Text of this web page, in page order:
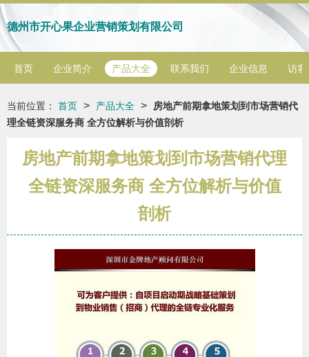
德州市开心果企业营销策划有限公司
首页 企业简介 产品大全 联系我们 企业信息 访客
当前位置： 首页 > 产品大全 >
房地产前期拿地策划到市场营销代
理全链资深服务商 全方位解析与价值剖析
房地产前期拿地策划到市场营销代理
全链资深服务商 全方位解析与价值
剖析